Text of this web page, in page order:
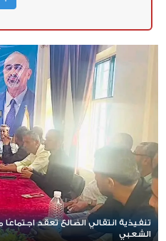
تنفيذية انتقالي الضالع تعقد
الشعبي